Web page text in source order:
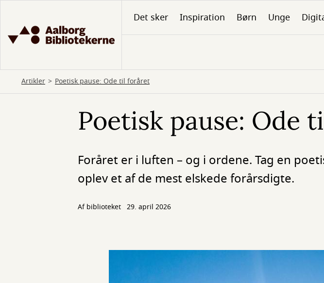
hovedindhold
Det sker Inspiration Børn Unge
Artikler Poetisk pause: Ode til foråret
Poetisk pause: Ode
Foråret er i luften – og i ordene. Tag en
oplev et af de mest elskede forårsdigte.
Af biblioteket 29. april 2026